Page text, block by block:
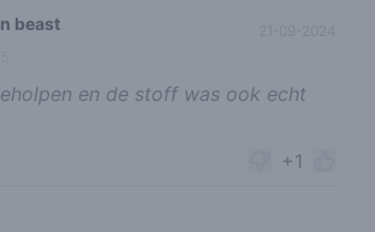
beast
en de stoff was ook echt
+1